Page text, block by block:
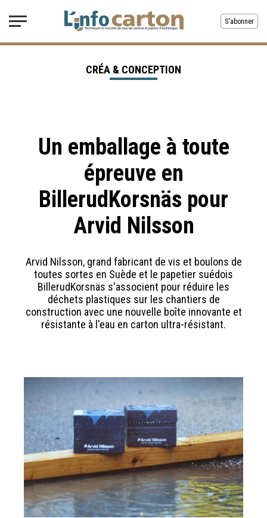
S'abonner
Un emballage à toute
épreuve en
BillerudKorsnäs pour
Arvid Nilsson
Arvid Nilsson, grand fabricant de vis et boulons de
toutes sortes en Suède et le papetier suédois
BillerudKorsnäs s'associent pour réduire les
déchets plastiques sur les chantiers de
construction avec une nouvelle boîte innovante et
résistante à l'eau en carton ultra-résistant.
CRÉA & CONCEPTION